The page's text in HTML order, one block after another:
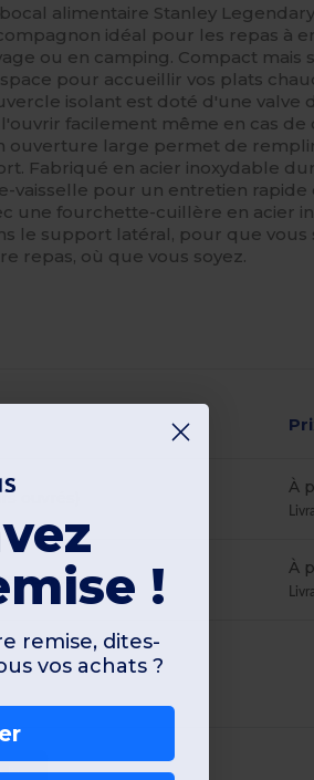
alimentaire Stanley
idéal pour les repas à
ou en camping. Compact mais
pour accueillir vos plats
isolant est doté d'une valve
facilement même en cas
ouverture large permet de
Fabriqué en acier inoxydable
vaisselle pour un entretien
une fourchette-cuillère en acier
le support latéral, pour que
repas, où que vous soyez.
ouvrés)
À
ouvrés)
À
!
remise, dites-
vos achats ?